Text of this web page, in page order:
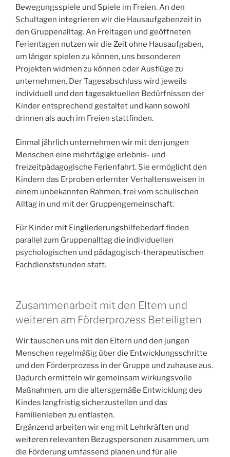
Bewegungsspiele und Spiele im Freien. An den
Schultagen integrieren wir die Hausaufgabenzeit in
den Gruppenalltag. An Freitagen und geöffneten
Ferientagen nutzen wir die Zeit ohne Hausaufgaben,
um länger spielen zu können, uns besonderen
Projekten widmen zu können oder Ausflüge zu
unternehmen. Der Tagesabschluss wird jeweils
individuell und den tagesaktuellen Bedürfnissen der
Kinder entsprechend gestaltet und kann sowohl
drinnen als auch im Freien stattfinden.
Einmal jährlich unternehmen wir mit den jungen
Menschen eine mehrtägige erlebnis- und
freizeitpädagogische Ferienfahrt. Sie ermöglicht den
Kindern das Erproben erlernter Verhaltensweisen in
einem unbekannten Rahmen, frei vom schulischen
Alltag in und mit der Gruppengemeinschaft.
Für Kinder mit Eingliederungshilfebedarf finden
parallel zum Gruppenalltag die individuellen
psychologischen und pädagogisch-therapeutischen
Fachdienststunden statt.
Zusammenarbeit mit den Eltern und
weiteren am Förderprozess Beteiligten
Wir tauschen uns mit den Eltern und den jungen
Menschen regelmäßig über die Entwicklungsschritte
und den Förderprozess in der Gruppe und zuhause aus.
Dadurch ermitteln wir gemeinsam wirkungsvolle
Maßnahmen, um die altersgemäße Entwicklung des
Kindes langfristig sicherzustellen und das
Familienleben zu entlasten.
Ergänzend arbeiten wir eng mit Lehrkräften und
weiteren relevanten Bezugspersonen zusammen, um
die Förderung umfassend planen und für alle